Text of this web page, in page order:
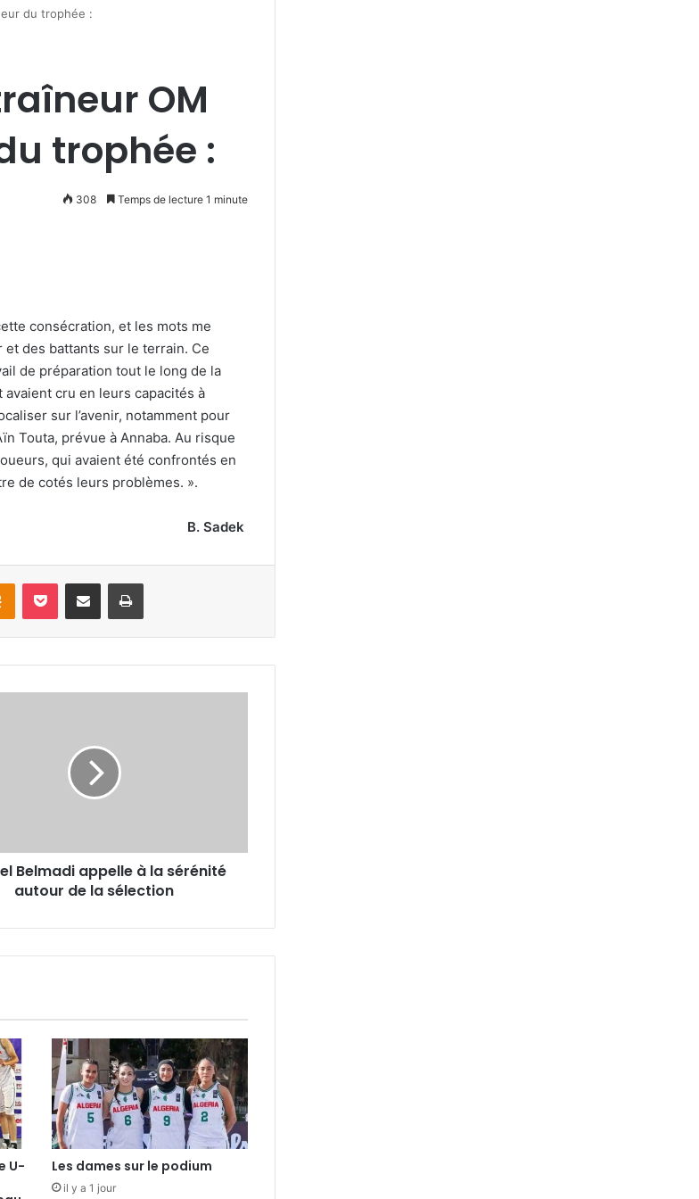
du trophée :
OM
trophée :
308 Temps de lecture 1 minute
consécration, et les mots me
des battants sur le terrain. Ce
de préparation tout le long de la
cru en leurs capacités à
sur l’avenir, notamment pour
Touta, prévue à Annaba. Au risque
qui avaient été confrontés en
de cotés leurs problèmes. ».
B. Sadek
Odnoklassniki
Pocket Partager par email Imprimer
Belmadi appelle à la sérénité
autour de la sélection
U-
Les dames sur le podium
il y a 1 jour